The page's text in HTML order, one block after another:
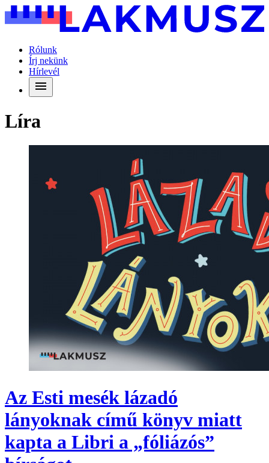
Rólunk
Írj nekünk
Hírlevél
Líra
Az Esti mesék lázadó
lányoknak című könyv miatt
kapta a Libri a „fóliázós”